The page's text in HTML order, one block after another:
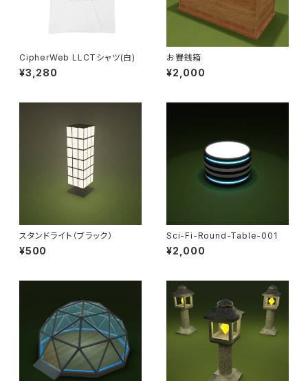
CipherWeb LLCTシャツ(白)
¥3,280
お賽銭箱
¥2,000
スタンドライト（ブラック）
¥500
Sci-Fi-Round-Table-001
¥2,000